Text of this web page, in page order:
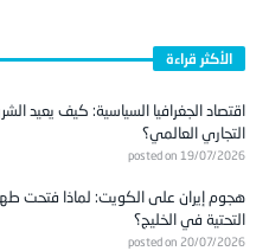
الأكثر قراءة
اقتصاد الجغرافيا السياسية: كيف يعيد
التجاري العالمي؟
posted on 19/07/2026
هجوم إيران على الكويت: لماذا فتحت
التحتية في الخليج؟
posted on 20/07/2026